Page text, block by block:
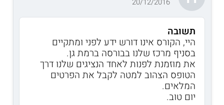
תשובה
היי, הקורס אינו דורש ידע לפני ומתקיים
בסניף מרכז שלנו בבורסה ברמת גן.
את מוזמנת לפנות לאחד הנציגים שלנו דרך
הטופס הצהוב למטה לקבל את הפרטים
המלאים.
יום טוב.